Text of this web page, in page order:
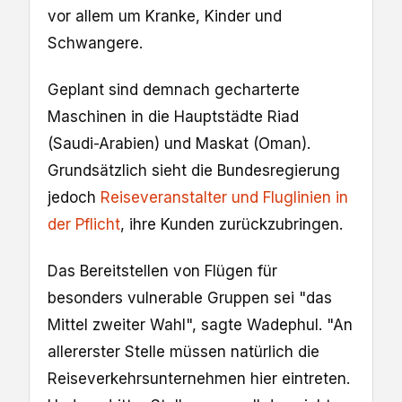
vor allem um Kranke, Kinder und
Schwangere.
Geplant sind demnach gecharterte
Maschinen in die Hauptstädte Riad
(Saudi-Arabien) und Maskat (Oman).
Grundsätzlich sieht die Bundesregierung
jedoch Reiseveranstalter und Fluglinien in
der Pflicht, ihre Kunden zurückzubringen.
Das Bereitstellen von Flügen für
besonders vulnerable Gruppen sei "das
Mittel zweiter Wahl", sagte Wadephul. "An
allererster Stelle müssen natürlich die
Reiseverkehrsunternehmen hier eintreten.